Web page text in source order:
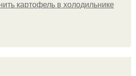
картофель в холодильнике